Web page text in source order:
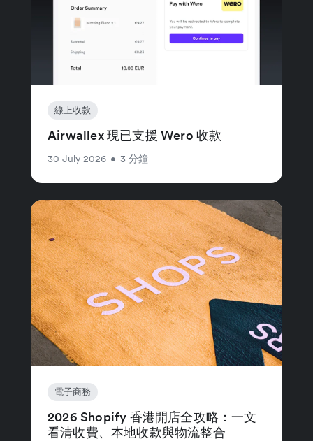
線上收款
Airwallex 現已支援 Wero 收款
30 July 2026 • 3 分鐘
電子商務
2026 Shopify 香港開店全攻略：一文
看清收費、本地收款與物流整合